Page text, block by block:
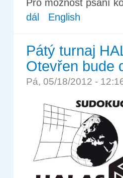
Pro možnost psaní
dál
English
Pátý turnaj
Otevřen bude
Pá, 05/18/2012 -